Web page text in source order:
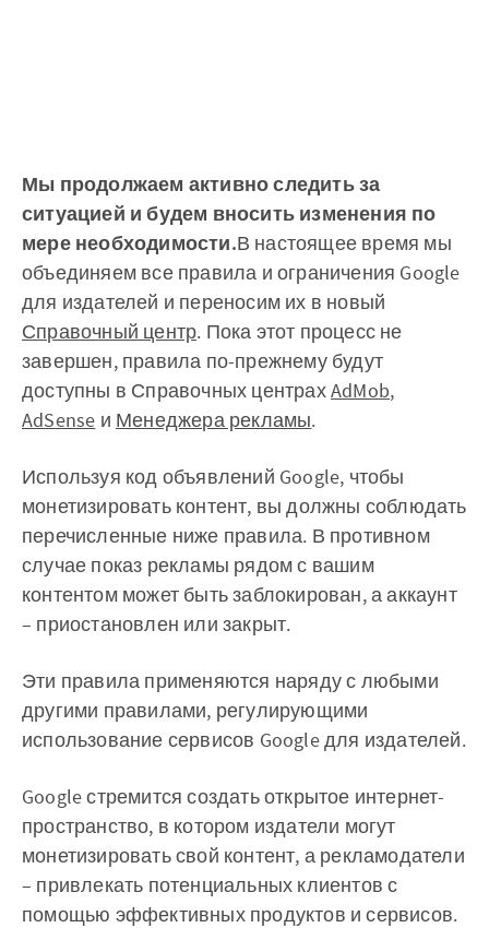
Мы продолжаем активно следить за
ситуацией и будем вносить изменения по
мере необходимости.В настоящее время мы
объединяем все правила и ограничения Google
для издателей и переносим их в новый
Справочный центр. Пока этот процесс не
завершен, правила по-прежнему будут
доступны в Справочных центрахAdMob,
AdSense и Менеджера рекламы.
Используя код объявлений Google, чтобы
монетизировать контент, вы должны соблюдать
перечисленные ниже правила. В противном
случае показ рекламы рядом с вашим
контентом может быть заблокирован, а аккаунт
– приостановлен или закрыт.
Эти правила применяются наряду с любыми
другими правилами, регулирующими
использование сервисов Google для издателей.
Google стремится создать открытое интернет-
пространство, в котором издатели могут
монетизировать свой контент, а рекламодатели
– привлекать потенциальных клиентов с
помощью эффективных продуктов и сервисов.